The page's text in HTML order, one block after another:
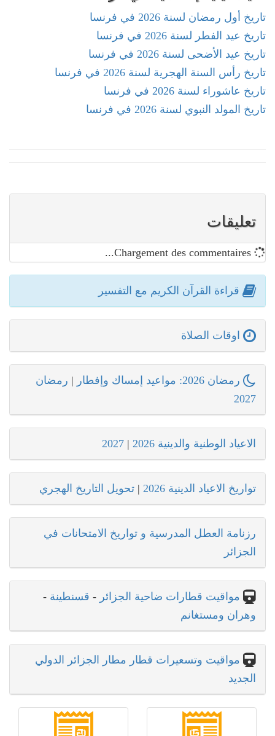
تاريخ أول رمضان لسنة 2026 في فرنسا
تاريخ عيد الفطر لسنة 2026 في فرنسا
تاريخ عيد الأضحى لسنة 2026 في فرنسا
تاريخ رأس السنة الهجرية لسنة 2026 في فرنسا
تاريخ عاشوراء لسنة 2026 في فرنسا
تاريخ المولد النبوي لسنة 2026 في فرنسا
تعليقات
قراءة القرآن الكريم مع التفسير
اوقات الصلاة
رمضان 2026: مواعيد إمساك وإفطار | رمضان
2027
الاعياد الوطنية والدينية 2026 |
2027
تواريخ الاعياد الدينية 2026 | تحويل التاريخ الهجري
رزنامة العطل المدرسية و تواريخ الامتحانات في
الجزائر
مواقيت قطارات ضاحية الجزائر - قسنطينة -
وهران ومستغانم
مواقيت وتسعيرات قطار مطار الجزائر الدولي
الجديد